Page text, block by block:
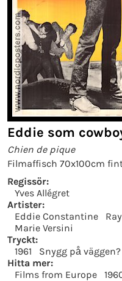
Eddie som
Chien de pique
Filmaffisch 70x100cm
Regissör:
Yves Allégret
Artister:
Eddie Constantine
Marie Versini
Tryckt:
1961
Snygg på väggen?
Hitta mer:
Films from Europe